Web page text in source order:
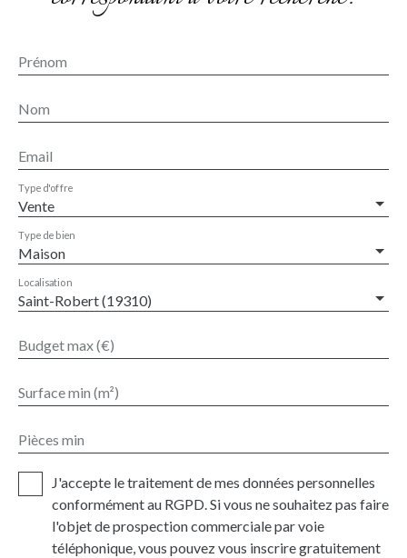
thermique. Un garage, un appentis et le raccordement
bien. Un cadre paisible et verdoyant, idéal pour une
Prénom
Nom
Email
Vente
Type d'offre
Maison
Type de bien
Saint-Robert (19310)
Localisation
Budget max (€)
Surface min (m²)
Pièces min
J'accepte le traitement de mes données personnelles
conformément au RGPD. Si vous ne souhaitez pas faire
l'objet de prospection commerciale par voie
téléphonique, vous pouvez vous inscrire gratuitement